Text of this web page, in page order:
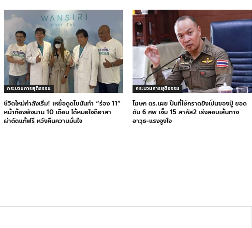
กระบวนการยุติธรรม
ชีวิตใหม่กำลังเริ่ม! เหยื่อดูดไขมันทำ “ร่อง 11”
หน้าท้องพังนาน 10 เดือน ได้หมอใจดีอาสา
ผ่าตัดแก้ฟรี หวังคืนความมั่นใจ
กระบวนการยุติธรรม
โฆษก ตร.เผย ปืนที่ใช้กราดยิงเป็นของปู่ ยอด
ดับ 6 ศพ เจ็บ 15 สาหัส2 เร่งสอบเส้นทาง
อาวุธ-แรงจูงใจ